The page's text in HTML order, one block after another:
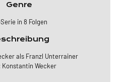
Genre
in 8 Folgen
als Franzl Unterrainer
Konstantin Wecker